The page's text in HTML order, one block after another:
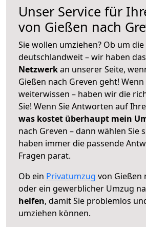
Unser Service für
von Gießen nach
Sie wollen umziehen? Ob um
deutschlandweit – wir haben das
Netzwerkan unserer Seite,
Gießen nach Greven geht!
weiterwissen – haben wir die
Sie! Wenn Sie Antworten auf
was kostet überhaupt mein
nach Greven – dann wählen Sie
haben immer die passende
Fragen parat.
Ob ein Privatumzug von Gießen
oder ein gewerblicher Umzug
helfen, damit Sie problemlos
umziehen können.